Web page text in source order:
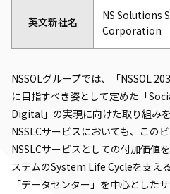
英文新社名
NS Solutions
Corporation
NSSOLグループでは、「NSSOL
に目指すべき姿として定めた「
Digital」の実現に向けた取り組みを
NSSLCサービスにおいても、この
NSSLCサービスとしての付加価値
ステムのSystem Life Cycleを支え
「データセンター」を中心とした